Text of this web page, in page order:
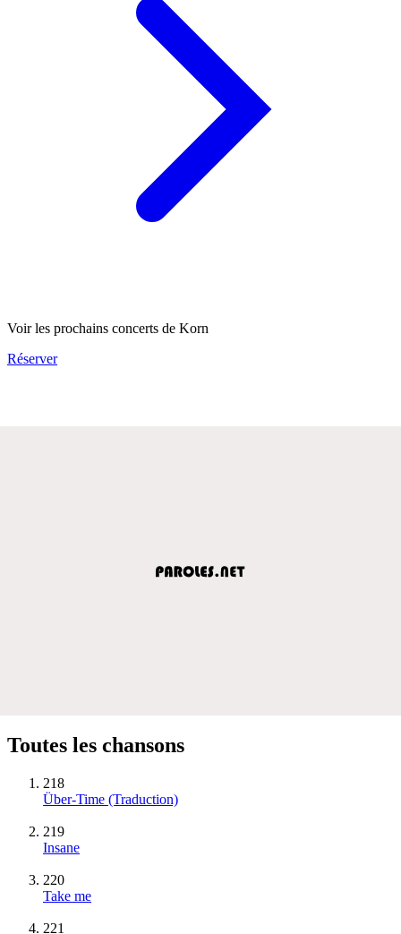
Voir les prochains concerts de Korn
Réserver
Toutes les chansons
218
Über-Time (Traduction)
219
Insane
220
Take me
221